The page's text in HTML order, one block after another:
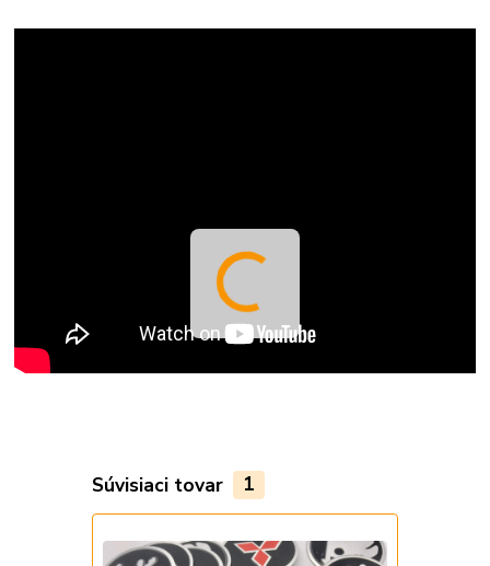
Súvisiaci tovar 1